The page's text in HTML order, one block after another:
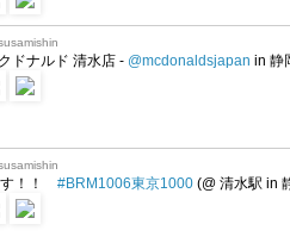
ドナルド 清水店 - @mcdonaldsjapan in 静
す！！ #BRM1006東京1000 (@ 清水駅 in